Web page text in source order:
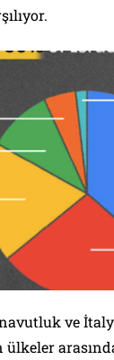
ve
ülkeler